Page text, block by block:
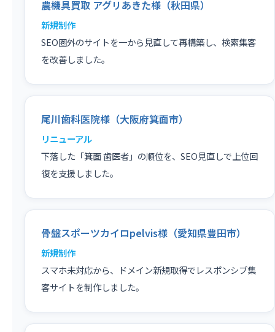
農機具買取 アグリあきた様（秋田県）
新規制作
SEO圏外のサイトを一から見直して再構築し、検索集客
を改善しました。
尾川歯科医院様（大阪府箕面市）
リニューアル
下落した「箕面 歯医者」の順位を、SEO見直しで上位回
復を支援しました。
骨盤スポーツカイロpelvis様（愛知県豊田市）
新規制作
スマホ未対応から、ドメイン新規取得でレスポンシブ集
客サイトを制作しました。